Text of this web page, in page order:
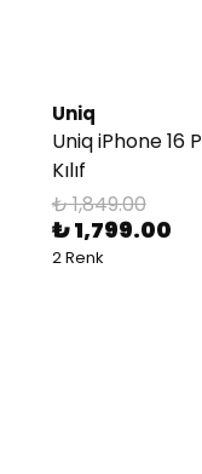
Uniq
Uniq iPhone 16
Kılıf
₺ 1,849.00
₺ 1,799.00
2 Renk